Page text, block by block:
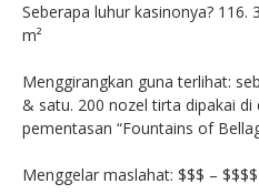
Seberapa luhur kasinonya? 116.
m²
Menggirangkan guna terlihat:
& satu. 200 nozel tirta dipakai
pementasan “Fountains of
Menggelar maslahat: $$$ – $$$$